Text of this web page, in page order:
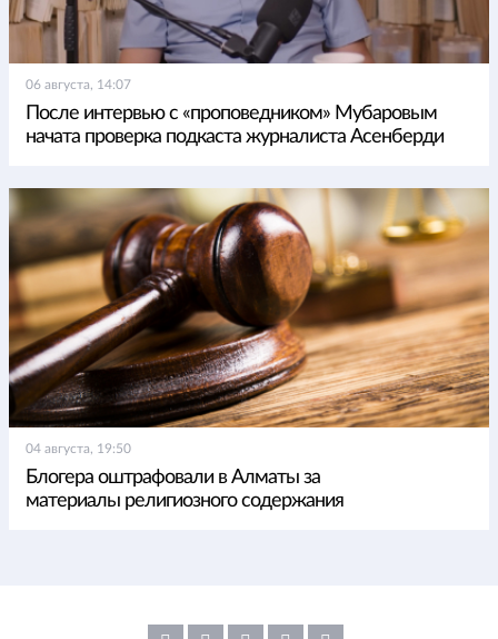
06 августа, 14:07
После интервью с «проповедником» Мубаровым
начата проверка подкаста журналиста Асенберди
04 августа, 19:50
Блогера оштрафовали в Алматы за
материалы религиозного содержания